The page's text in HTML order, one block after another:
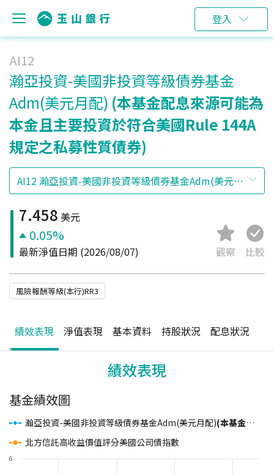
登入
AI12
瀚亞投資-美國非投資等級債券基金
Adm(美元月配) (本基金配息來源可能為
本金且主要投資於符合美國Rule 144A
規定之私募性質債券)
7.458 美元
0.05%
最新淨值日期 (2026/08/07) 觀察 比較
風險報酬等級(本行)RR3
績效表現 淨值表現 基本資料 持股狀況 配息狀況
績效表現
基金績效圖
瀚亞投資-美國非投資等級債券基金Adm(美元月配)(本基金配息來源可能為本金且主要投資於符合美國Rule 144A規定之私募性質債券)
北方信託高收益價值評分美國公司債指數
6